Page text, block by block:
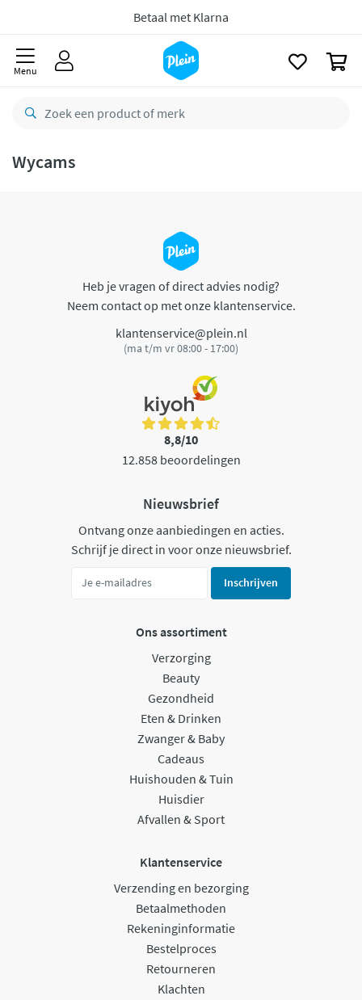
Betaal met Klarna
Menu
Wycams
Heb je vragen of direct advies nodig?
Neem contact op met onze klantenservice.
klantenservice@plein.nl
(ma t/m vr 08:00 - 17:00)
8,8/10
12.858 beoordelingen
Nieuwsbrief
Ontvang onze aanbiedingen en acties.
Schrijf je direct in voor onze nieuwsbrief.
Inschrijven
Ons assortiment
Verzorging
Beauty
Gezondheid
Eten & Drinken
Zwanger & Baby
Cadeaus
Huishouden & Tuin
Huisdier
Afvallen & Sport
Klantenservice
Verzending en bezorging
Betaalmethoden
Rekeninginformatie
Bestelproces
Retourneren
Klachten